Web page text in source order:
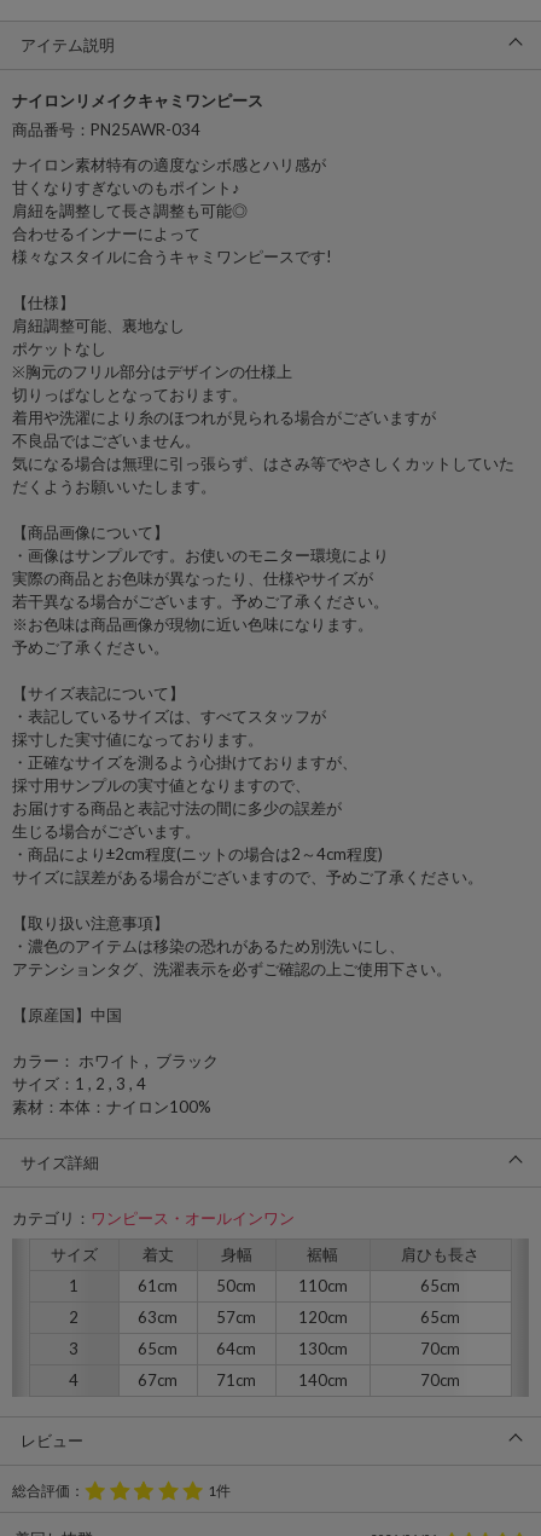
アイテム説明
ナイロンリメイクキャミワンピース
商品番号：PN25AWR-034
ナイロン素材特有の適度なシボ感とハリ感が
甘くなりすぎないのもポイント♪
肩紐を調整して長さ調整も可能◎
合わせるインナーによって
様々なスタイルに合うキャミワンピースです!
【仕様】
肩紐調整可能、裏地なし
ポケットなし
※胸元のフリル部分はデザインの仕様上
切りっぱなしとなっております。
着用や洗濯により糸のほつれが見られる場合がございますが
不良品ではございません。
気になる場合は無理に引っ張らず、はさみ等でやさしくカットしていた
だくようお願いいたします。
【商品画像について】
・画像はサンプルです。お使いのモニター環境により
実際の商品とお色味が異なったり、仕様やサイズが
若干異なる場合がございます。予めご了承ください。
※お色味は商品画像が現物に近い色味になります。
予めご了承ください。
【サイズ表記について】
・表記しているサイズは、すべてスタッフが
採寸した実寸値になっております。
・正確なサイズを測るよう心掛けておりますが、
採寸用サンプルの実寸値となりますので、
お届けする商品と表記寸法の間に多少の誤差が
生じる場合がございます。
・商品により±2cm程度(ニットの場合は2～4cm程度)
サイズに誤差がある場合がございますので、予めご了承ください。
【取り扱い注意事項】
・濃色のアイテムは移染の恐れがあるため別洗いにし、
アテンションタグ、洗濯表示を必ずご確認の上ご使用下さい。
【原産国】中国
カラー： ホワイト , ブラック
サイズ：1 , 2 , 3 , 4
素材：本体：ナイロン100%
サイズ詳細
カテゴリ： ワンピース・オールインワン
サイズ
着丈 身幅 裾幅
肩ひも長さ
1
61cm 50cm 110cm
65cm
2
63cm 57cm 120cm
65cm
3
65cm 64cm 130cm
70cm
4
67cm 71cm 140cm 70cm
レビュー
総合評価： 1件